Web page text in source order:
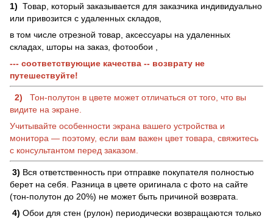
1) Товар, который заказывается для заказчика индивидуально
или привозится с удаленных складов,
в том числе отрезной товар, аксессуары на удаленных
складах, шторы на заказ, фотообои ,
--- соответствующие качества -- возврату не
путешествуйте!
2)
Тон-полутон в цвете может отличаться от того, что вы
видите на экране.
Учитывайте особенности экрана вашего устройства и
монитора — поэтому, если вам важен цвет товара, свяжитесь
с консультантом перед заказом.
3) Вся ответственность при отправке покупателя полностью
берет на себя. Разница в цвете оригинала с фото на сайте
(тон-полутон до 20%) не может быть причиной возврата.
4) Обои для стен (рулон) периодически возвращаются только